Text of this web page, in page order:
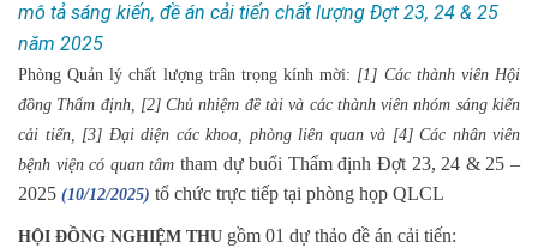
mô tả sáng kiến, đề án cải tiến chất lượng Đợt 23, 24 & 25
năm 2025
Phòng Quản lý chất lượng trân trọng kính mời: [1] Các thành viên Hội
đồng Thẩm định, [2] Chủ nhiệm đề tài và các thành viên nhóm sángkiến
cải tiến, [3] Đại diện các khoa, phòng liên quan và [4] Các nhân viên
bệnh viện có quan tâm tham dự buổi Thẩm định Đợt 23, 24 & 25 –
2025 (10/12/2025) tổ chức trực tiếp tại phòng họp QLCL
HỘI ĐỒNG NGHIỆM THU gồm 01 dự thảo đề án cải tiến: